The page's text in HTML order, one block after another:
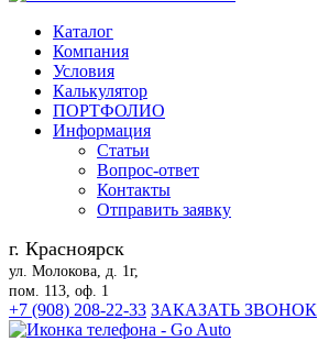
Каталог
Компания
Условия
Калькулятор
ПОРТФОЛИО
Информация
Статьи
Вопрос-ответ
Контакты
Отправить заявку
г. Красноярск
ул. Молокова, д. 1г,
пом. 113, оф. 1
+7 (908) 208-22-33 ЗАКАЗАТЬ ЗВОНОК